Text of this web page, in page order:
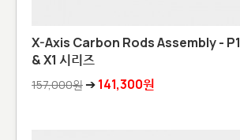
X-Axis Carbon Rods Assembly - P1
& X1 시리즈
157,000원 ➔141,300원